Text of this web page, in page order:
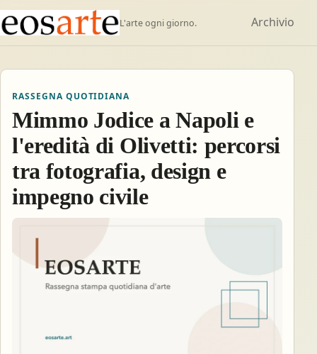
L'arte ogni giorno. Archivio
RASSEGNA QUOTIDIANA
Mimmo Jodice a Napoli e
l'eredità di Olivetti: percorsi
tra fotografia, design e
impegno civile